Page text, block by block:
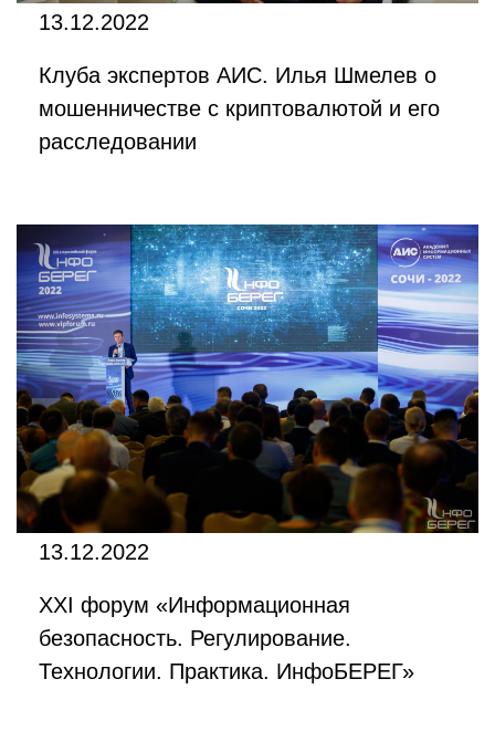
13.12.2022
Клуба экспертов АИС. Илья Шмелев о
мошенничестве с криптовалютой и его
расследовании
13.12.2022
XXI форум «Информационная
безопасность. Регулирование.
Технологии. Практика. ИнфоБЕРЕГ»